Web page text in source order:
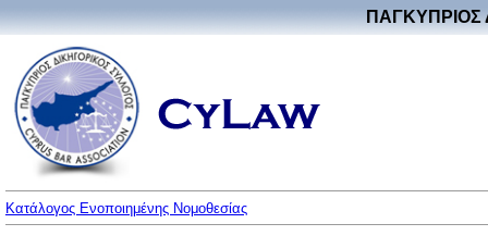
ΠΑΓΚΥΠΡΙΟΣ
Κατάλογος Ενοποιημένης Νομοθεσίας